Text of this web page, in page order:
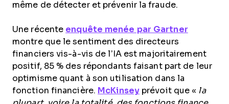
même de détecter et prévenir la fraude.
Une récente enquête menée par Gartner
montre que le sentiment des directeurs
financiers vis-à-vis de l’IA est majoritairement
positif, 85 % des répondants faisant part de leur
optimisme quant à son utilisation dans la
fonction financière. McKinseyprévoit que « la